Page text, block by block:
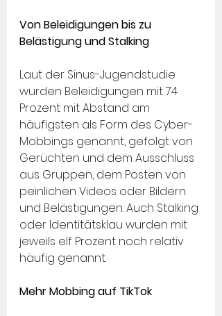
Von Beleidigungen bis zu
Belästigung und Stalking
Laut der Sinus-Jugendstudie
wurden Beleidigungen mit 74
Prozent mit Abstand am
häufigsten als Form des Cyber-
Mobbings genannt, gefolgt von
Gerüchten und dem Ausschluss
aus Gruppen, dem Posten von
peinlichen Videos oder Bildern
und Belästigungen. Auch Stalking
oder Identitätsklau wurden mit
jeweils elf Prozent noch relativ
häufig genannt.
Mehr Mobbing auf TikTok